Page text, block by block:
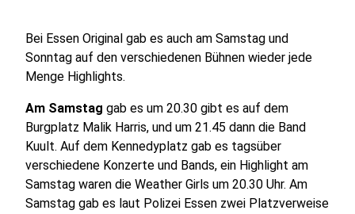
Bei Essen Original gab es auch am Samstag und
Sonntag auf den verschiedenen Bühnen wieder jede
Menge Highlights.
Am Samstag gab es um 20.30 gibt es auf dem
Burgplatz Malik Harris, und um 21.45 dann die Band
Kuult. Auf dem Kennedyplatz gab es tagsüber
verschiedene Konzerte und Bands, ein Highlight am
Samstag waren die Weather Girls um 20.30 Uhr. Am
Samstag gab es laut Polizei Essen zwei Platzverweise